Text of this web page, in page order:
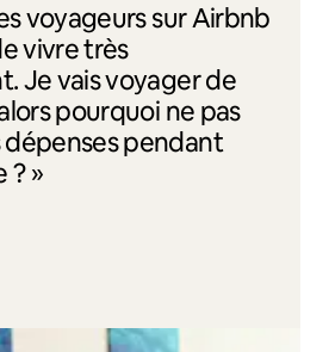
voyageurs sur Airbnb
vivre très
Je vais voyager de
pourquoi ne pas
pendant
? »